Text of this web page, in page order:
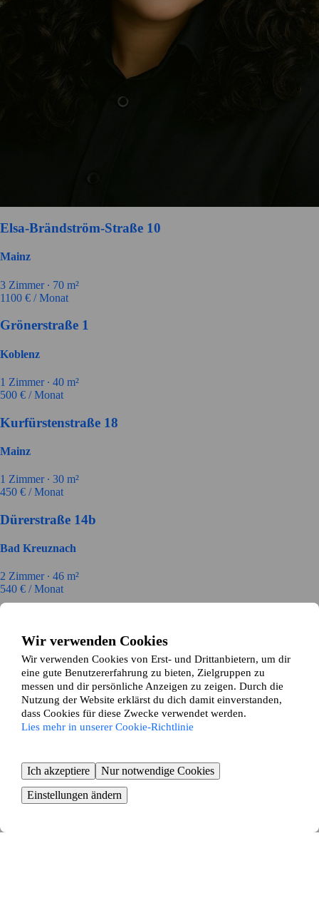
Wir verwenden Cookies
Wir verwenden Cookies von Erst- und Drittanbietern, um dir
eine gute Benutzererfahrung zu bieten, Zielgruppen zu
messen und dir persönliche Anzeigen zu zeigen. Durch die
Nutzung der Website erklärst du dich damit einverstanden,
dass Cookies für diese Zwecke verwendet werden.
Lies mehr in unserer Cookie-Richtlinie
Ich akzeptiere
Nur notwendige Cookies
Einstellungen ändern
Elsa-Brändström-Straße 10
Mainz
3 Zimmer ∙ 70 m²
1100 € / Monat
Grönerstraße 1
Koblenz
1 Zimmer ∙ 40 m²
500 € / Monat
Kurfürstenstraße 18
Mainz
1 Zimmer ∙ 30 m²
450 € / Monat
Dürerstraße 14b
Bad Kreuznach
2 Zimmer ∙ 46 m²
540 € / Monat
Neuwied
Zimmer ∙90 m²
€ / Monat
Mühlbachstraße 6A
Zimmer ∙30m²
€ / Monat